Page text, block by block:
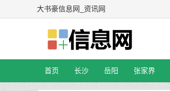
大书豪信息网_资讯网
首页 长沙 岳阳 张家界